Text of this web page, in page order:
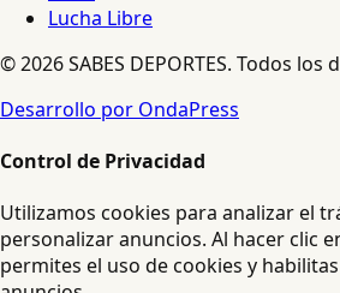
Lucha Libre
© 2026 SABES DEPORTES. Todos
Desarrollo por OndaPress
Control de Privacidad
Utilizamos cookies para analizar el
personalizar anuncios. Al hacer clic
permites el uso de cookies y